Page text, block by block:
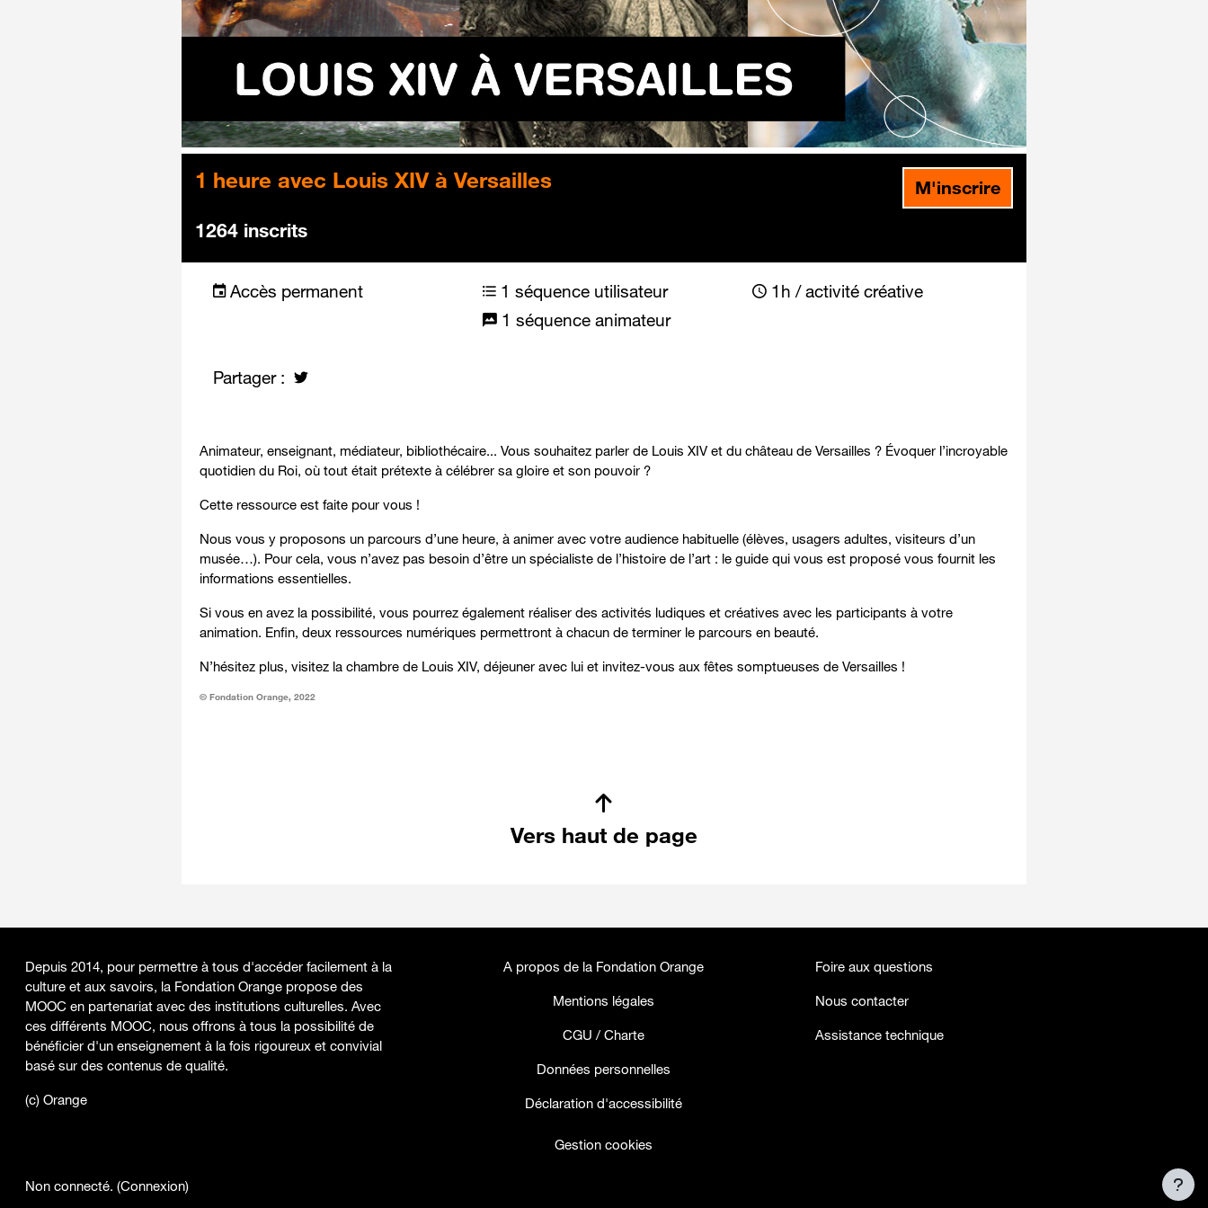
1 heure avec Louis XIV à Versailles
1264 inscrits
M'inscrire
Accès permanent
1 séquence utilisateur
1 séquence animateur
1h / activité créative
Partager :
Animateur, enseignant, médiateur, bibliothécaire... Vous souhaitez parler de Louis XIV et du château de Versailles ? Évoquer l’incroyable
quotidien du Roi, où tout était prétexte à célébrer sa gloire et son pouvoir ?
Cette ressource est faite pour vous !
Nous vous y proposons un parcours d’une heure, à animer avec votre audience habituelle (élèves, usagers adultes, visiteurs d’un
musée…). Pour cela, vous n’avez pas besoin d’être un spécialiste de l’histoire de l’art : le guide qui vous est proposé vous fournit les
informations essentielles.
Si vous en avez la possibilité, vous pourrez également réaliser des activités ludiques et créatives avec les participants à votre
animation. Enfin, deux ressources numériques permettront à chacun de terminer le parcours en beauté.
N’hésitez plus, visitez la chambre de Louis XIV, déjeuner avec lui et invitez-vous aux fêtes somptueuses de Versailles !
© Fondation Orange, 2022
Vers haut de page
Depuis 2014, pour permettre à tous d'accéder facilement à la
culture et aux savoirs, la Fondation Orange propose des
MOOC en partenariat avec des institutions culturelles. Avec
ces différents MOOC, nous offrons à tous la possibilité de
bénéficier d'un enseignement à la fois rigoureux et convivial
basé sur des contenus de qualité.
(c) Orange
A propos de la Fondation Orange
Mentions légales
CGU / Charte
Données personnelles
Déclaration d'accessibilité
Gestion cookies
Foire aux questions
Nous contacter
Assistance technique
Non connecté. (Connexion)